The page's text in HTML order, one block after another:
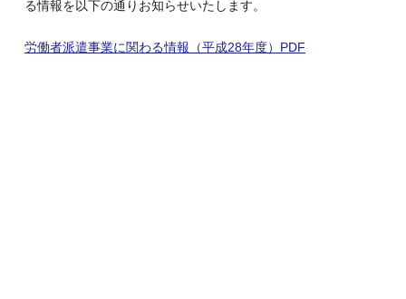
る情報を以下の通りお知らせいたします。
労働者派遣事業に関わる情報（平成28年度）PDF